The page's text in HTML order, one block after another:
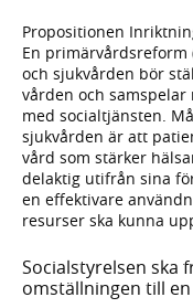
Propositionen
En primärvårdsreform
och sjukvården bör
vården och
med socialtjänsten.
sjukvården är att
vård som stärker
delaktig utifrån sina
en effektivare
resurser ska kunna
Socialstyrelsen ska
omställningen till